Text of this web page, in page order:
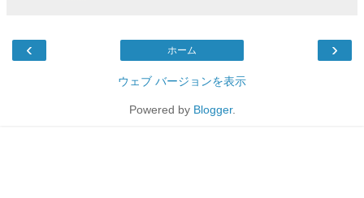
‹ ›
ホーム
ウェブ バージョンを表示
Powered by Blogger.